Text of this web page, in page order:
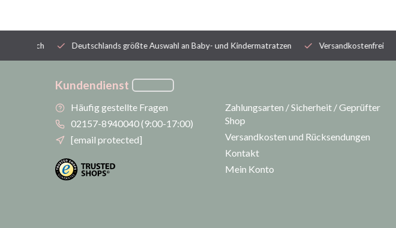
Deutschlands größte Auswahl an Baby- und Kindermatratzen Versandkostenfrei
Kundendienst
Häufig gestellte Fragen
02157-8940040 (9:00-17:00)
[email protected]
Zahlungsarten / Sicherheit / Geprüfter
Shop
Versandkosten und Rücksendungen
Kontakt
Mein Konto